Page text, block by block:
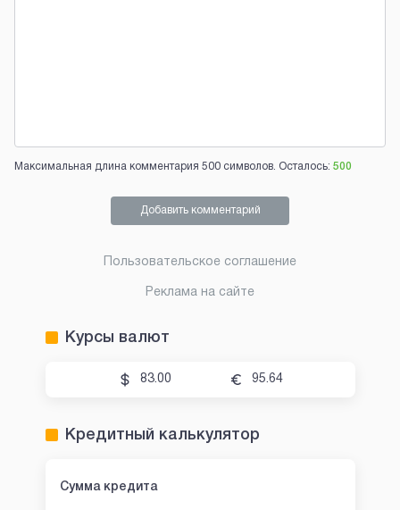
Максимальная длина комментария 500 символов. Осталось: 500
Добавить комментарий
Пользовательское соглашение
Реклама на сайте
Курсы валют
83.00 95.64
Кредитный калькулятор
Сумма кредита